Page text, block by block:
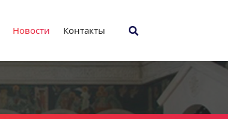
Новости Контакты